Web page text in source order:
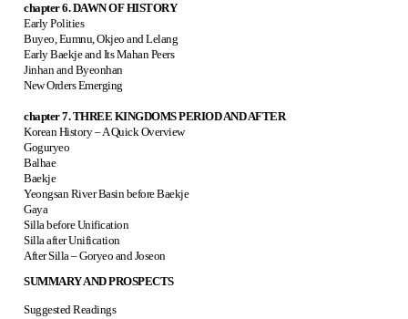
chapter 6. DAWN OF HISTORY
Early Polities
Buyeo, Eumnu, Okjeo and Lelang
Early Baekje and Its Mahan Peers
Jinhan and Byeonhan
New Orders Emerging
chapter 7. THREE KINGDOMS PERIOD AND AFTER
Korean History – A Quick Overview
Goguryeo
Balhae
Baekje
Yeongsan River Basin before Baekje
Gaya
Silla before Unification
Silla after Unification
After Silla – Goryeo and Joseon
SUMMARY AND PROSPECTS
Suggested Readings